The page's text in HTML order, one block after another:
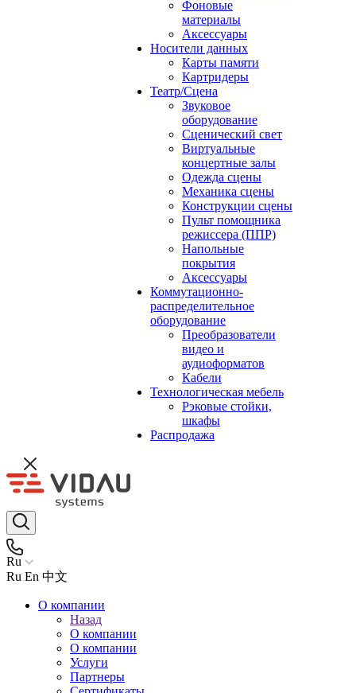
Фоновые
материалы
Аксессуары
Носители данных
Карты памяти
Картридеры
Театр/Сцена
Звуковое
оборудование
Сценический свет
Виртуальные
концертные залы
Одежда сцены
Механика сцены
Конструкции сцены
Пульт помощника
режиссера (ППР)
Напольные
покрытия
Аксессуары
Коммутационно-
распределительное
оборудование
Преобразователи
видео и
аудиоформатов
Кабели
Технологическая мебель
Рэковые стойки,
шкафы
Распродажа
Ru
Ru En 中文
О компании
Назад
О компании
О компании
Услуги
Партнеры